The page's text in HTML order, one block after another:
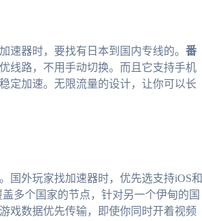
速器时，要找有日本到国内专线的。 番
线路，不用手动切换。而且它支持手机
定加速。无限流量的设计，让你可以长
国外玩家找加速器时，优先选支持iOS和
多个国家的节点，针对另一个伊甸的国
戏数据优先传输，即使你同时开着视频